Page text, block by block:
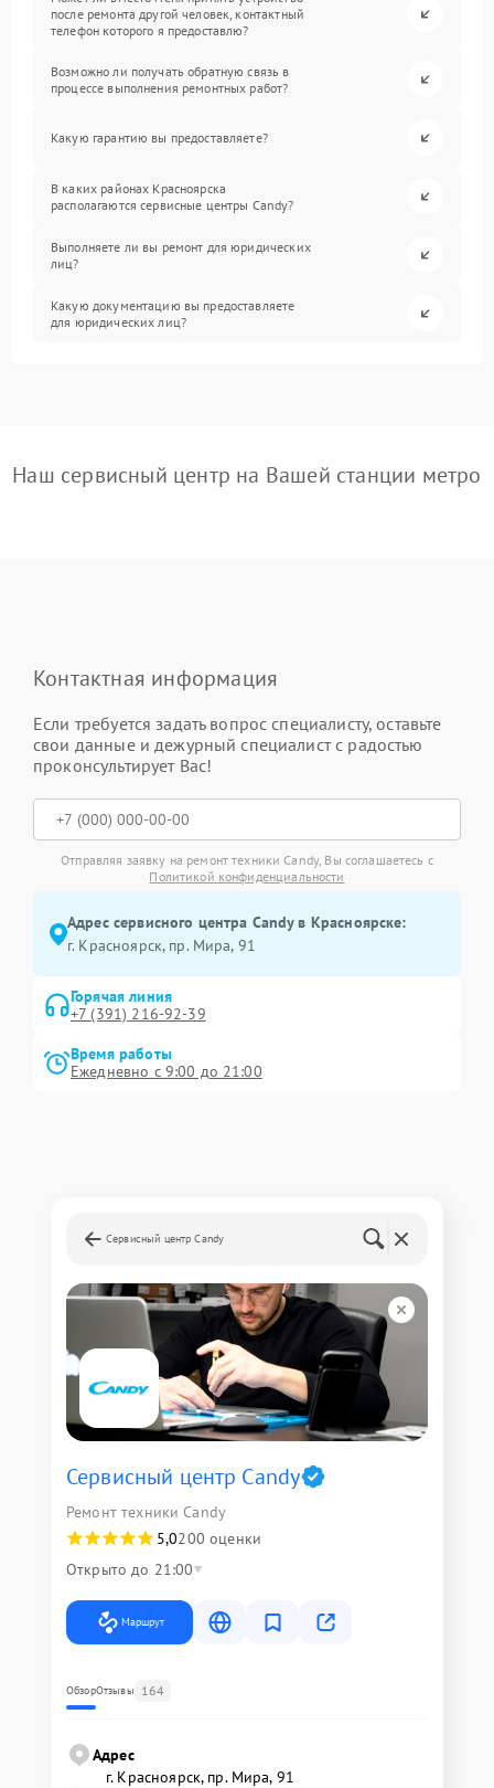
после ремонта другой человек, контактный
телефон которого я предоставлю?
Возможно ли получать обратную связь в
процессе выполнения ремонтных работ?
Какую гарантию вы предоставляете?
В каких районах Красноярска
располагаются сервисные центры Candy?
Выполняете ли вы ремонт для юридических
лиц?
Какую документацию вы предоставляете
для юридических лиц?
Наш сервисный центр на Вашей станции метро
Контактная информация
Если требуется задать вопрос специалисту, оставьте
свои данные и дежурный специалист с радостью
проконсультирует Вас!
Отправляя заявку на ремонт техники Candy, Вы соглашаетесь с
Политикой конфиденциальности
Адрес сервисного центра Candy в Красноярске:
г. Красноярск, ​пр. Мира, 91
Горячая линия
+7 (391) 216-92-39
Время работы
Ежедневно с 9:00 до 21:00
Сервисный центр Candy
Сервисный центр Candy
Ремонт техники Candy
5,0200 оценки
Открыто до 21:00
Маршрут
ОбзорОтзывы 164
Адрес
г. Красноярск, ​пр. Мира, 91